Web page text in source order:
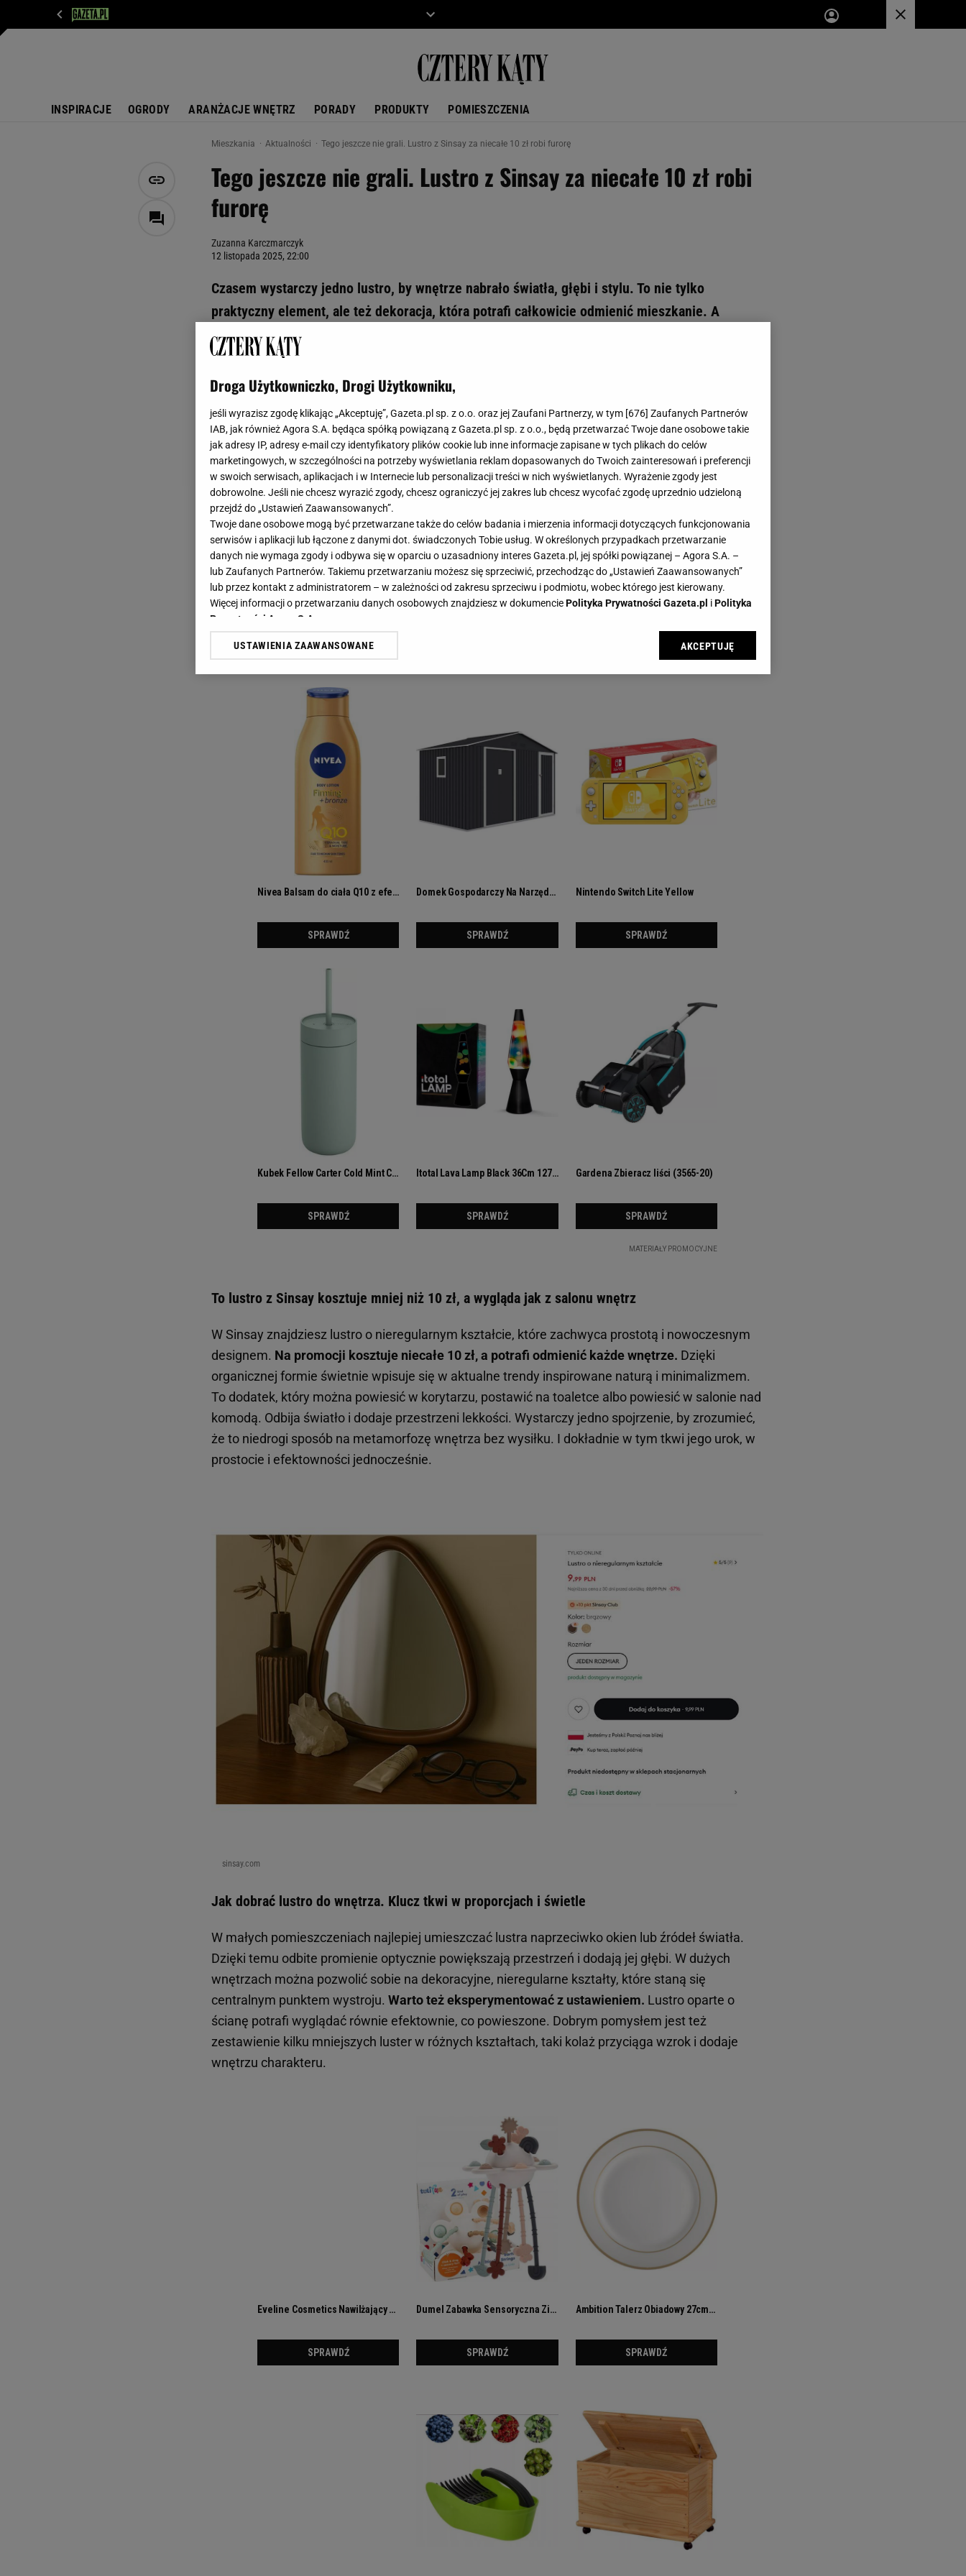
INSPIRACJE OGRODY ARANŻACJE WNĘTRZ PORADY PRODUKTY POMIESZCZENIA
Mieszkania Aktualności Tego jeszcze nie grali. Lustro z Sinsay za niecałe 10 zł robi furorę
Tego jeszcze nie grali. Lustro z Sinsay za niecałe 10 zł robi
furorę
Zuzanna Karczmarczyk
12 listopada 2025, 22:00
Czasem wystarczy jedno lustro, by wnętrze nabrało światła, głębi i stylu. To nie tylko
praktyczny element, ale też dekoracja, która potrafi całkowicie odmienić mieszkanie. A
najlepsze jest to, że efekt "wow" wcale nie musi kosztować fortuny.
Lustra od lat są jednym z najprostszych i najskuteczniejszych sposobów na wizualne
powiększenie przestrzeni. Odbijają światło, dodają blasku i sprawiają, że nawet niewielkie
mieszkanie wydaje się większe i bardziej przestronne. Dobrze dobrane lustro potrafi być jak
biżuteriawnętrza, subtelne, ale zauważalne.
Dlaczego warto mieć lustra w mieszkaniu. Więcej światła, przestrzeni i stylu
Nie chodzi tylko o to, by się w nim przeglądać. Lustro odbija światło dzienne, dzięki czemu
wnętrze staje się jaśniejsze i bardziej przytulne. To prosty sposób, by powiększyć optycznie
pomieszczenie bez generalnego remontu. Warto też pamiętać, że lustra pełnią funkcję
dekoracyjną.Odpowiednio dobrane ramy mogą podkreślić styl mieszkania, złote i ozdobne
sprawdzą się w aranżacjach glamour, a proste i czarne w nowoczesnych.W małych wnętrzach
efektu.
To lustro z Sinsay kosztuje mniej niż 10 zł, a wygląda jak z salonu wnętrz
W Sinsay znajdziesz lustro o nieregularnym kształcie, które zachwyca prostotą i nowoczesnym
designem. Na promocji kosztuje niecałe 10 zł, a potrafi odmienić każde wnętrze. Dzięki
organicznej formie świetnie wpisuje się w aktualne trendy inspirowane naturą i minimalizmem.
To dodatek, który można powiesić w korytarzu, postawić na toaletce albo powiesić w salonie nad
komodą. Odbija światło i dodaje przestrzeni lekkości. Wystarczy jedno spojrzenie, by zrozumieć,
że to niedrogi sposób na metamorfozę wnętrza bez wysiłku. I dokładnie w tym tkwi jego urok, w
prostocie i efektowności jednocześnie.
sinsay.com
Jak dobrać lustro do wnętrza. Klucz tkwi w proporcjach i świetle
W małych pomieszczeniach najlepiej umieszczać lustra naprzeciwko okien lub źródeł światła.
Dzięki temu odbite promienie optycznie powiększają przestrzeń i dodają jej głębi. W dużych
wnętrzach można pozwolić sobie na dekoracyjne, nieregularne kształty, które staną się
centralnym punktem wystroju. Warto też eksperymentować z ustawieniem. Lustro oparte o
ścianę potrafi wyglądać równie efektownie, co powieszone. Dobrym pomysłem jest też
zestawienie kilku mniejszych luster w różnych kształtach, taki kolaż przyciąga wzrok i dodaje
wnętrzu charakteru.
Droga Użytkowniczko, Drogi Użytkowniku,
jeśli wyrazisz zgodę klikając „Akceptuję”, Gazeta.pl sp. z o.o. oraz jej Zaufani Partnerzy, w tym [676] Zaufanych Partnerów
IAB, jak również Agora S.A. będąca spółką powiązaną z Gazeta.pl sp. z o.o., będą przetwarzać Twoje dane osobowe takie
jak adresy IP, adresy e-mail czy identyfikatory plików cookie lub inne informacje zapisane w tych plikach do celów
marketingowych, w szczególności na potrzeby wyświetlania reklam dopasowanych do Twoich zainteresowań i preferencji
w swoich serwisach, aplikacjach i w Internecie lub personalizacji treści w nich wyświetlanych. Wyrażenie zgody jest
dobrowolne. Jeśli nie chcesz wyrazić zgody, chcesz ograniczyć jej zakres lub chcesz wycofać zgodę uprzednio udzieloną
przejdź do „Ustawień Zaawansowanych”.
Twoje dane osobowe mogą być przetwarzane także do celów badania i mierzenia informacji dotyczących funkcjonowania
serwisów i aplikacji lub łączone z danymi dot. świadczonych Tobie usług. W określonych przypadkach przetwarzanie
danych nie wymaga zgody i odbywa się w oparciu o uzasadniony interes Gazeta.pl, jej spółki powiązanej – Agora S.A. –
lub Zaufanych Partnerów. Takiemu przetwarzaniu możesz się sprzeciwić, przechodząc do „Ustawień Zaawansowanych”
lub przez kontakt z administratorem – w zależności od zakresu sprzeciwu i podmiotu, wobec którego jest kierowany.
Więcej informacji o przetwarzaniu danych osobowych znajdziesz w dokumenciePolityka Prywatności Gazeta.pl iPolityka
Prywatności Agora S.A.
Klikając „Akceptuję” wyrażasz też zgodę na zainstalowanie i przechowywanie plików cookie Gazeta.pl sp. z o.o., jej
odnośnik „Ustawienia prywatności ” w stopce serwisu i przechodząc do „Ustawień Zaawansowanych”. Zmiana ustawień
plików cookie możliwa jest także za pomocą ustawień przeglądarki.
My, nasi Zaufani Partnerzy i Agora S.A. możemy przetwarzać dane osobowe w następujących celach:
Użycie dokładnych danych geolokalizacyjnych. Aktywne skanowanie charakterystyki urządzenia do celów identyfikacji.
Przechowywanie informacji na urządzeniu lub dostęp do nich. Spersonalizowane reklamy i treści, pomiar reklam i treści,
badnie odbiorców i ulepszanie usług.
USTAWIENIA ZAAWANSOWANE AKCEPTUJĘ